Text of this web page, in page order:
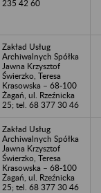
235 42 60
Zakład Usług
Archiwalnych Spółka
Jawna Krzysztof
Świerzko, Teresa
Krasowska – 68-100
Żagań, ul. Rzeźnicka
25; tel. 68 377 30 46
Zakład Usług
Archiwalnych Spółka
Jawna Krzysztof
Świerzko, Teresa
Krasowska – 68-100
Żagań, ul. Rzeźnicka
25; tel. 68 377 30 46